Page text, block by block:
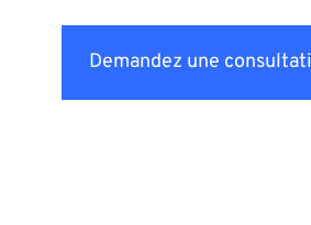
Demandez une